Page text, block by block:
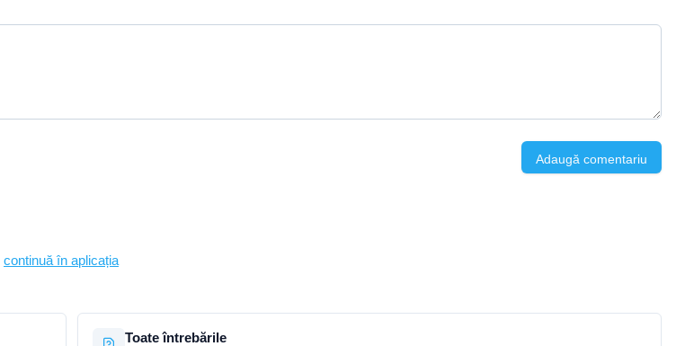
Adaugă comentariu
continuă în aplicația
Toate întrebările